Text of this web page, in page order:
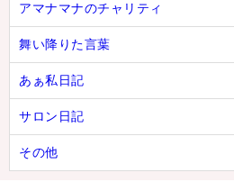
アマナマナのチャリティ
舞い降りた言葉
あぁ私日記
サロン日記
その他